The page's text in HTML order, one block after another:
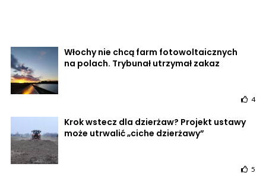
Włochy nie chcą farm fotowoltaicznych
na polach. Trybunał utrzymał zakaz
4
Krok wstecz dla dzierżaw? Projekt ustawy
może utrwalić „ciche dzierżawy”
5